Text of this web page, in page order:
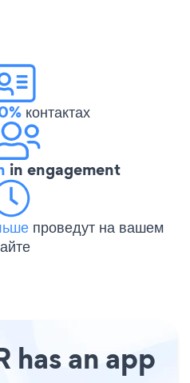
контактах
in engagement
проведут на вашем
has an app